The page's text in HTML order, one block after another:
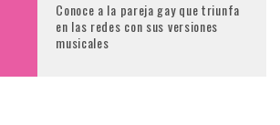
Conoce a la pareja gay que triunfa
en las redes con sus versiones
musicales